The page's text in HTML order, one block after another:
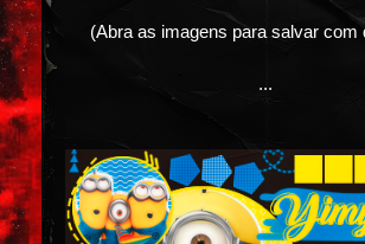
(Abra as imagens para salvar com
...